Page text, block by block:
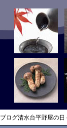
ブログ清水台平野屋の日